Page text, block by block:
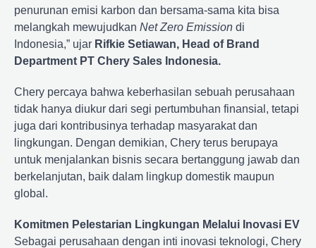
penurunan emisi karbon dan bersama-sama kita bisa
melangkah mewujudkan Net Zero Emission di
Indonesia,” ujar Rifkie Setiawan, Head of Brand
Department PT Chery Sales Indonesia.
Chery percaya bahwa keberhasilan sebuah perusahaan
tidak hanya diukur dari segi pertumbuhan finansial, tetapi
juga dari kontribusinya terhadap masyarakat dan
lingkungan. Dengan demikian, Chery terus berupaya
untuk menjalankan bisnis secara bertanggung jawab dan
berkelanjutan, baik dalam lingkup domestik maupun
global.
Komitmen Pelestarian Lingkungan Melalui Inovasi EV
Sebagai perusahaan dengan inti inovasi teknologi, Chery